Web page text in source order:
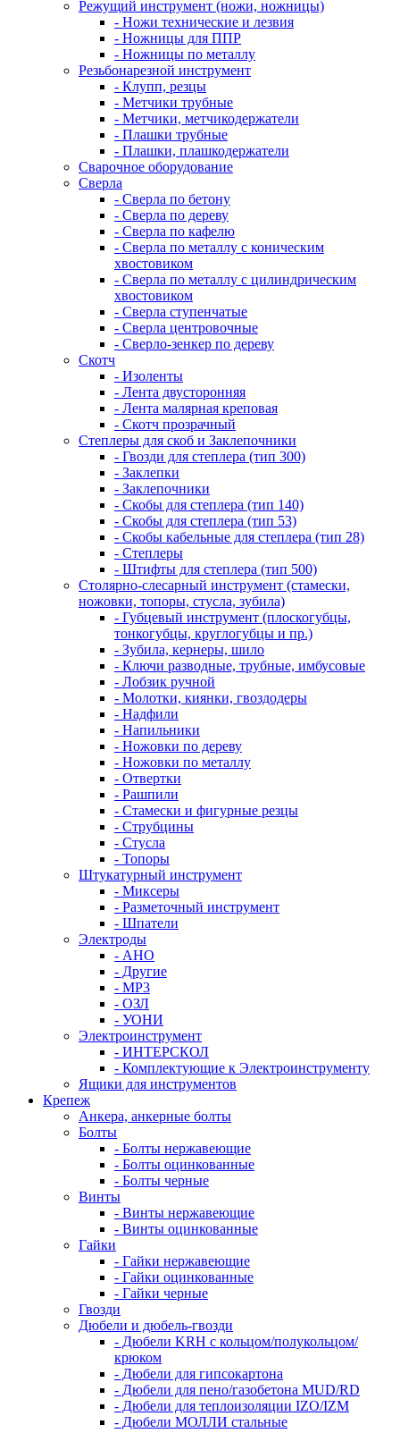
Режущий инструмент (ножи, ножницы)
- Ножи технические и лезвия
- Ножницы для ППР
- Ножницы по металлу
Резьбонарезной инструмент
- Клупп, резцы
- Метчики трубные
- Метчики, метчикодержатели
- Плашки трубные
- Плашки, плашкодержатели
Сварочное оборудование
Сверла
- Сверла по бетону
- Сверла по дереву
- Сверла по кафелю
- Сверла по металлу с коническим
хвостовиком
- Сверла по металлу с цилиндрическим
хвостовиком
- Сверла ступенчатые
- Сверла центровочные
- Сверло-зенкер по дереву
Скотч
- Изоленты
- Лента двусторонняя
- Лента малярная креповая
- Скотч прозрачный
Степлеры для скоб и Заклепочники
- Гвозди для степлера (тип 300)
- Заклепки
- Заклепочники
- Скобы для степлера (тип 140)
- Скобы для степлера (тип 53)
- Скобы кабельные для степлера (тип 28)
- Степлеры
- Штифты для степлера (тип 500)
Столярно-слесарный инструмент (стамески,
ножовки, топоры, стусла, зубила)
- Губцевый инструмент (плоскогубцы,
тонкогубцы, круглогубцы и пр.)
- Зубила, кернеры, шило
- Ключи разводные, трубные, имбусовые
- Лобзик ручной
- Молотки, киянки, гвоздодеры
- Надфили
- Напильники
- Ножовки по дереву
- Ножовки по металлу
- Отвертки
- Рашпили
- Стамески и фигурные резцы
- Струбцины
- Стусла
- Топоры
Штукатурный инструмент
- Миксеры
- Разметочный инструмент
- Шпатели
Электроды
- АНО
- Другие
- МР3
- ОЗЛ
- УОНИ
Электроинструмент
- ИНТЕРСКОЛ
- Комплектующие к Электроинструменту
Ящики для инструментов
Крепеж
Анкера, анкерные болты
Болты
- Болты нержавеющие
- Болты оцинкованные
- Болты черные
Винты
- Винты нержавеющие
- Винты оцинкованные
Гайки
- Гайки нержавеющие
- Гайки оцинкованные
- Гайки черные
Гвозди
Дюбели и дюбель-гвозди
- Дюбели KRH с кольцом/полукольцом/
крюком
- Дюбели для гипсокартона
- Дюбели для пено/газобетона MUD/RD
- Дюбели для теплоизоляции IZO/IZM
- Дюбели МОЛЛИ стальные